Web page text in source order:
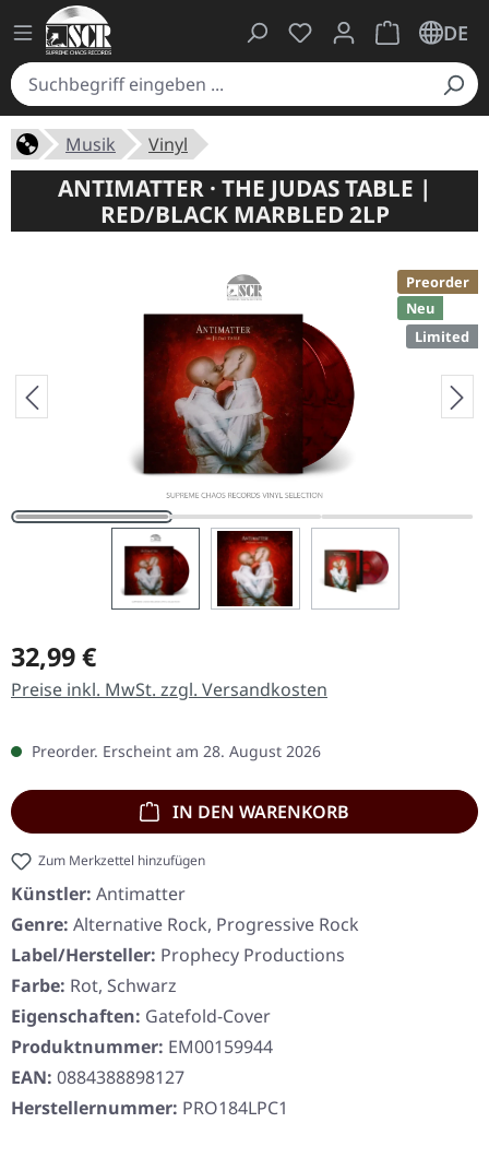
Du hast 0 Produkte
Warenkorb
DE
Musik Vinyl
ANTIMATTER · THE JUDAS TABLE |
RED/BLACK MARBLED 2LP
Preorder
Neu
Limited
Regulärer Preis:
32,99 €
Preise inkl. MwSt. zzgl. Versandkosten
Preorder. Erscheint am 28. August 2026
IN DEN WARENKORB
Zum Merkzettel hinzufügen
Künstler: Antimatter
Genre: Alternative Rock, Progressive Rock
Label/Hersteller: Prophecy Productions
Farbe: Rot, Schwarz
Eigenschaften: Gatefold-Cover
Produktnummer: EM00159944
EAN: 0884388898127
Herstellernummer: PRO184LPC1